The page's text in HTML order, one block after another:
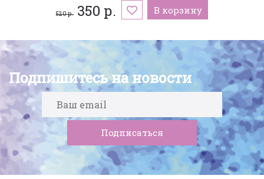
520 р. 350 р. В корзину
Подпишитесь на новости